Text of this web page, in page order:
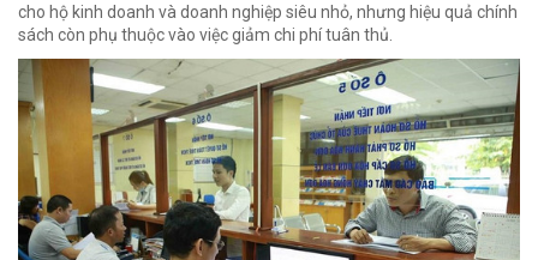
cho hộ kinh doanh và doanh nghiệp siêu nhỏ, nhưng hiệu quả chính
sách còn phụ thuộc vào việc giảm chi phí tuân thủ.